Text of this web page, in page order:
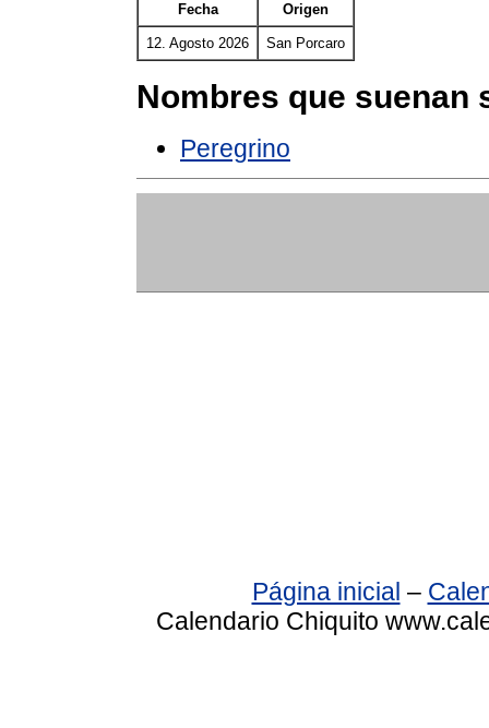
Fecha Origen
12. Agosto 2026 San Porcaro
Nombres que suenan
Peregrino
Página inicial –
Calendario Chiquito